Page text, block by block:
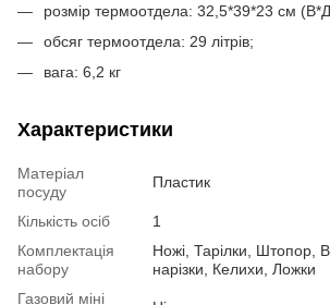
розмір термоотдела: 32,5*39*23 см
обсяг термоотдела: 29 літрів;
вага: 6,2 кг
Характеристики
Матеріал
посуду
Пластик
Кількість осіб
1
Комплектація
набору
Ножі, Тарілки, Штопор,
нарізки, Келихи, Ложки
Газовий міні